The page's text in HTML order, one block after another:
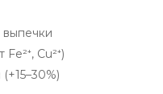
выпечки
Cu²⁺)